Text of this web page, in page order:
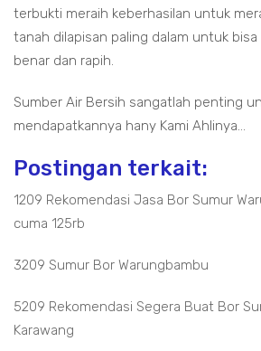
terbukti meraih keberhasilan untuk
tanah dilapisan paling dalam untuk bisa
benar dan rapih.
Sumber Air Bersih sangatlah penting
mendapatkannya hany Kami Ahlinya...
Postingan terkait:
1209 Rekomendasi Jasa Bor Sumur
cuma 125rb
3209 Sumur Bor Warungbambu
5209 Rekomendasi Segera Buat Bor
Karawang